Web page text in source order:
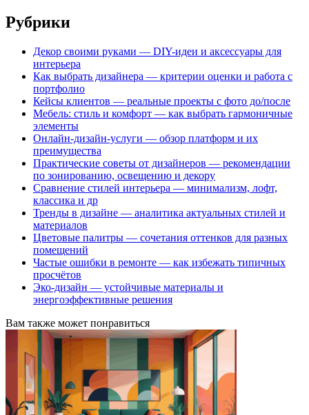
Рубрики
Декор своими руками — DIY-идеи и аксессуары для
интерьера
Как выбрать дизайнера — критерии оценки и работа с
портфолио
Кейсы клиентов — реальные проекты с фото до/после
Мебель: стиль и комфорт — как выбрать гармоничные
элементы
Онлайн-дизайн-услуги — обзор платформ и их
преимущества
Практические советы от дизайнеров — рекомендации
по зонированию, освещению и декору
Сравнение стилей интерьера — минимализм, лофт,
классика и др
Тренды в дизайне — аналитика актуальных стилей и
материалов
Цветовые палитры — сочетания оттенков для разных
помещений
Частые ошибки в ремонте — как избежать типичных
просчётов
Эко-дизайн — устойчивые материалы и
энергоэффективные решения
Вам также может понравиться